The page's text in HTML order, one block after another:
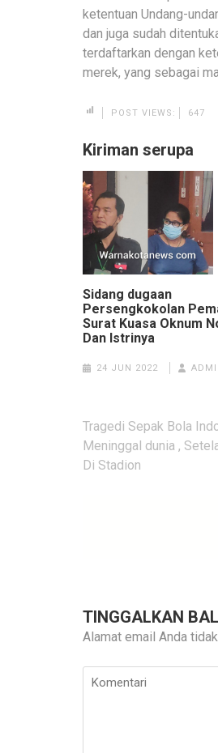
ketentuan Undang-
dan juga sudah
terdaftarkan dengan
merek, yang sebagai
POST VIEWS: 647
Kiriman serupa
Sidang dugaan
Persengkokolan
Surat Kuasa Oknum
Dan Istrinya
24 JUN 2022
Navigasi
pos
Tragedi Sepak Bola
Meninggal dunia ,
Di Stadion
TINGGALKAN
Alamat email Anda
Komentari